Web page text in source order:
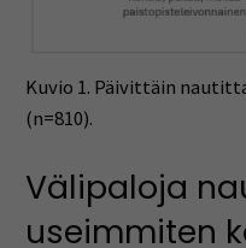
Kuvio 1. Päivittäin
(n=810).
Välipaloja
useimmiten